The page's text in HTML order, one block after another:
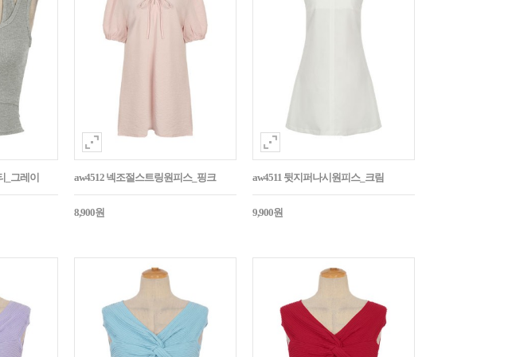
_그레이 aw4512 넥조절스트링원피스_핑크
8,900원
aw4511 뒷지퍼나시원피스_크림
9,900원